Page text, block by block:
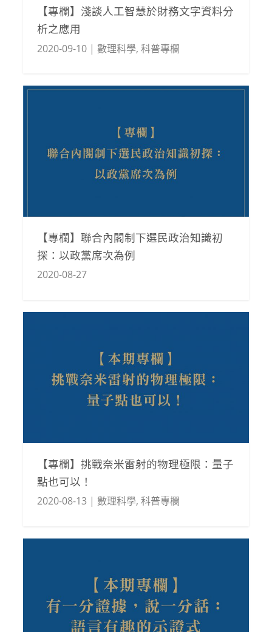
【專欄】淺談人工智慧於財務文字資料分
析之應用
2020-09-10| 數理科學, 科普專欄
【專欄】聯合內閣制下選民政治知識初
探：以政黨席次為例
2020-08-27
【專欄】挑戰奈米雷射的物理極限：量子
點也可以！
2020-08-13| 數理科學, 科普專欄